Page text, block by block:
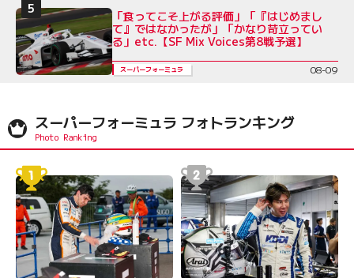
「食ってこそ上がる評価」「『はじめまし
て』ではなかったが」「かなり苛立ってい
る」etc.【SF Mix Voices第8戦予選】
スーパーフォーミュラ 08-09
スーパーフォーミュラ フォトランキング